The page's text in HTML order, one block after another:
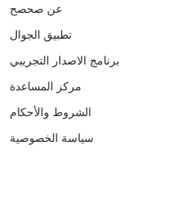
عن صحصح
تطبيق الجوال
برنامج الاصدار التجريبي
مركز المساعدة
الشروط والأحكام
سياسة الخصوصية